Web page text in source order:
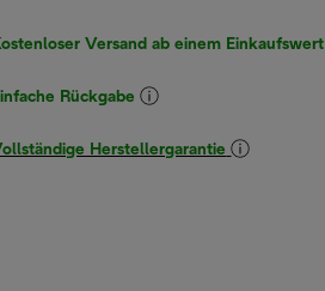
Versand ab einem Einkaufswert
Rückgabe
Herstellergarantie